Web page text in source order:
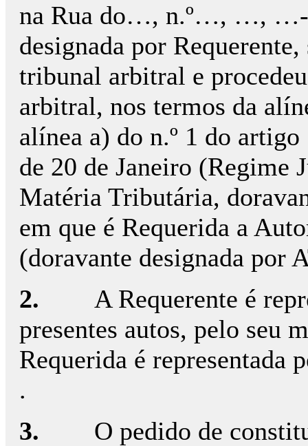
na Rua do…, n.º…, …,
designada por
tribunal arbitral e
arbitral, nos termos da
alínea a) do n.º 1 do
de 20 de Janeiro (Regime
Matéria Tributária,
em que é Requerida a
(doravante designada por
2. A Requerente é
presentes autos, pelo seu
Requerida é
.
3. O pedido de